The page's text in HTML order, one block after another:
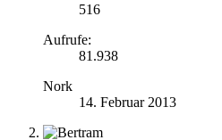
516
Aufrufe:
81.938
Nork
14. Februar 2013